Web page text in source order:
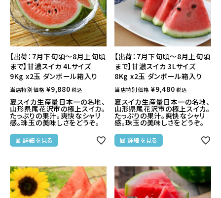
【出荷：7月下旬頃～8月上旬頃
まで】甘濃スイカ 4Lサイズ
9Kg x2玉 ダンボール箱入り
当店特別価格 ¥9,880 税込
夏スイカ生産量日本一の名地、
山形県尾花沢市の極上スイカ。
たっぷりの果汁。爽快なシャリ
感。珠玉の美味しさをどうぞ。
詳細を見る
【出荷：7月下旬頃～8月上旬頃
まで】甘濃スイカ 3Lサイズ
8Kg x2玉 ダンボール箱入り
当店特別価格 ¥9,480 税込
夏スイカ生産量日本一の名地、
山形県尾花沢市の極上スイカ。
たっぷりの果汁。爽快なシャリ
感。珠玉の美味しさをどうぞ。
詳細を見る